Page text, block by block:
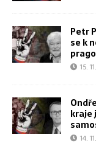
Petr
se k
15.
kraje
14.